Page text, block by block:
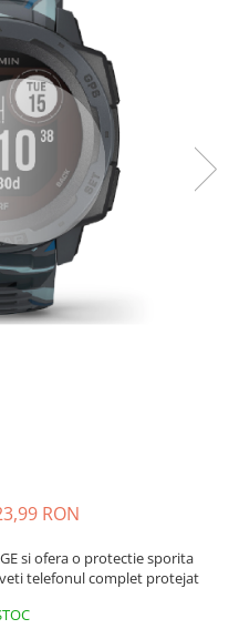
RON
si ofera o protectie sporita
telefonul complet protejat